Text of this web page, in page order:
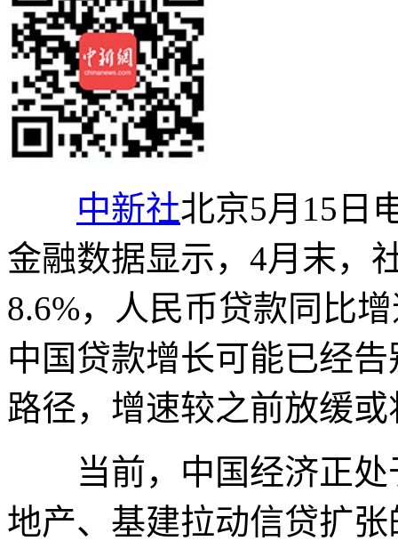
中新社北京5月15日
金融数据显示，4月末，
8.6%，人民币贷款同比
中国贷款增长可能已经
路径，增速较之前放缓
当前，中国经济正处
地产、基建拉动信贷扩